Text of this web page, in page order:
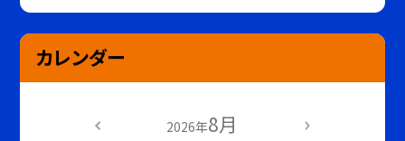
カレンダー
2026年8月